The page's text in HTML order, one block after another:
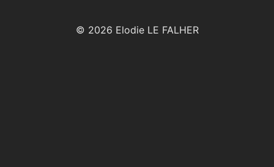
© 2026 Elodie LE FALHER